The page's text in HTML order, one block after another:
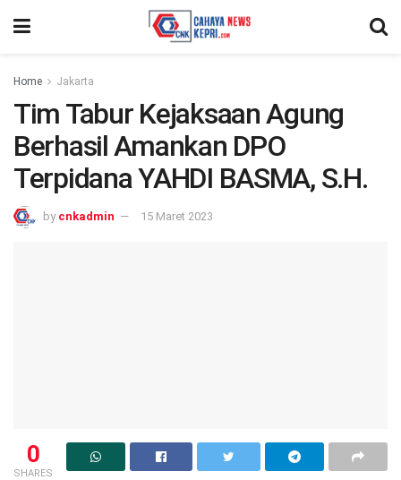
Home Jakarta
Tim Tabur Kejaksaan Agung
Berhasil Amankan DPO
Terpidana YAHDI BASMA, S.H.
by cnkadmin 15 Maret 2023
0
SHARES